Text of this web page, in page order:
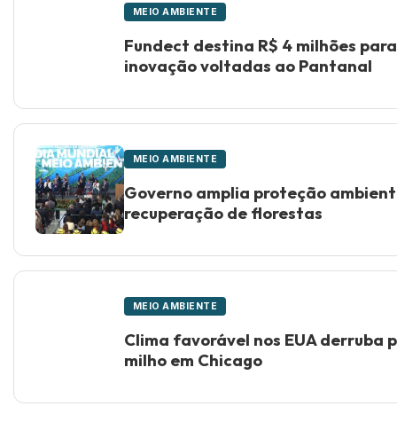
MEIO AMBIENTE
Fundect destina R$ 4 milhões
inovação voltadas ao Pantanal
MEIO AMBIENTE
Governo amplia proteção
recuperação de florestas
MEIO AMBIENTE
Clima favorável nos EUA derruba
milho em Chicago